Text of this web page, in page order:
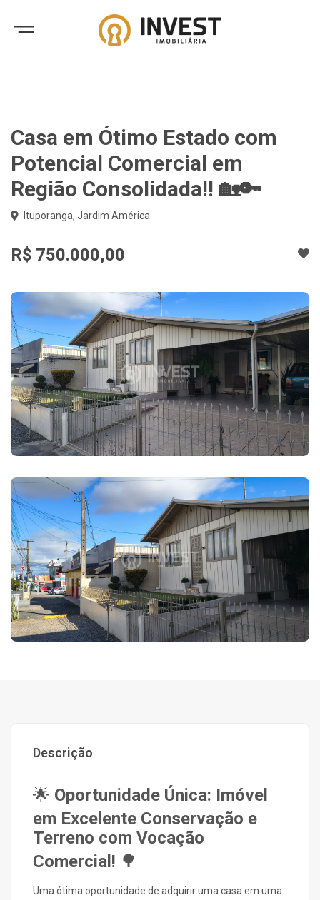
Casa em Ótimo Estado com
Potencial Comercial em
Região Consolidada!! 🏡🔑
Ituporanga, Jardim América
R$ 750.000,00
Descrição
🌟 Oportunidade Única: Imóvel
em Excelente Conservação e
Terreno com Vocação
Comercial ! 🌳
Uma ótima oportunidade de adquirir uma casa em uma